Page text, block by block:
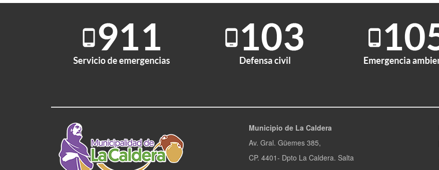
Municipio de La Caldera
Av. Gral. Güemes 385,
CP. 4401- Dpto La Caldera. Salta